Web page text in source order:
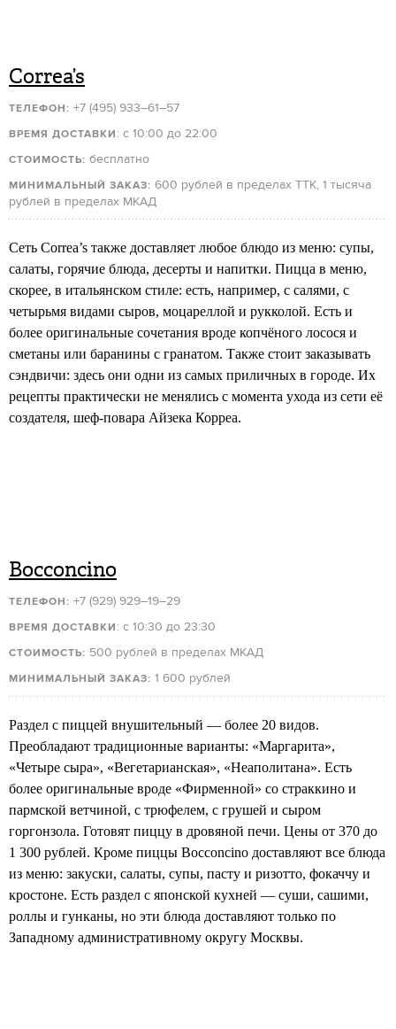
Correa’s
ТЕЛЕФОН: +7 (495) 933–61–57
ВРЕМЯ ДОСТАВКИ : с 10:00 до 22:00
СТОИМОСТЬ: бесплатно
МИНИМАЛЬНЫЙ ЗАКАЗ: 600 рублей в пределах ТТК, 1 тысяча
рублей в пределах МКАД
Сеть Correa’s также доставляет любое блюдо из меню: супы,
салаты, горячие блюда, десерты и напитки. Пицца в меню,
скорее, в итальянском стиле: есть, например, с салями, с
четырьмя видами сыров, моцареллой и рукколой. Есть и
более оригинальные сочетания вроде копчёного лосося и
сметаны или баранины с гранатом. Также стоит заказывать
сэндвичи: здесь они одни из самых приличных в городе. Их
рецепты практически не менялись с момента ухода из сети её
создателя, шеф-повара Айзека Корреа.
Bocconcino
ТЕЛЕФОН: +7 (929) 929–19–29
ВРЕМЯ ДОСТАВКИ : с 10:30 до 23:30
СТОИМОСТЬ: 500 рублей в пределах МКАД
МИНИМАЛЬНЫЙ ЗАКАЗ: 1 600 рублей
Раздел с пиццей внушительный — более 20 видов.
Преобладают традиционные варианты: «Маргарита»,
«Четыре сыра», «Вегетарианская», «Неаполитана». Есть
более оригинальные вроде «Фирменной» со страккино и
пармской ветчиной, с трюфелем, с грушей и сыром
горгонзола. Готовят пиццу в дровяной печи. Цены от 370 до
1 300 рублей. Кроме пиццы Bocconcino доставляют все блюда
из меню: закуски, салаты, супы, пасту и ризотто, фокаччу и
кростоне. Есть раздел с японской кухней — суши, сашими,
роллы и гунканы, но эти блюда доставляют только по
Западному административному округу Москвы.